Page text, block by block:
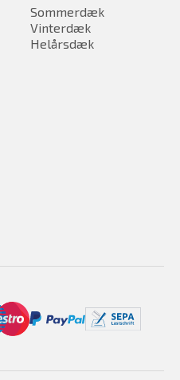
Sommerdæk
Vinterdæk
Helårsdæk